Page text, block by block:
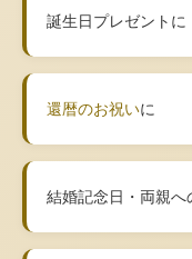
誕生日プレゼントに
還暦のお祝いに
結婚記念日・両親へ